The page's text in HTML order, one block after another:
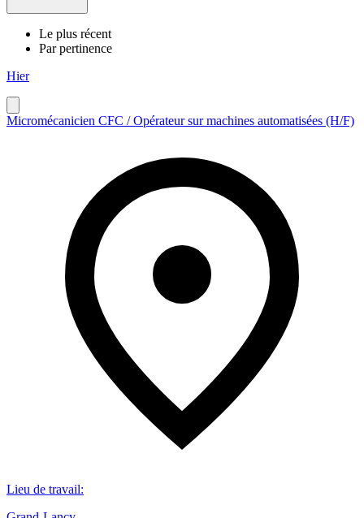
Le plus récent
Par pertinence
Hier
Micromécanicien CFC / Opérateur sur machines automatisées (H/F)
Lieu de travail: